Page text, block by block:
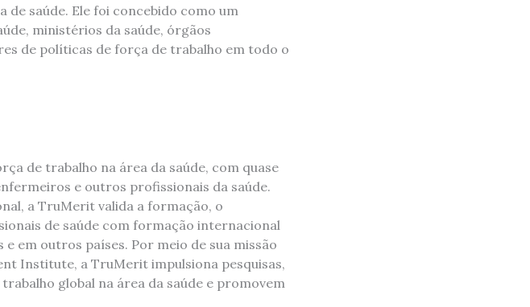
saúde. Ele foi concebido como um
ministérios da saúde, órgãos
de políticas de força de trabalho em todo o
de trabalho na área da saúde, com quase
e outros profissionais da saúde.
a TruMerit valida a formação, o
de saúde com formação internacional
em outros países. Por meio de sua missão
Institute, a TruMerit impulsiona pesquisas,
global na área da saúde e promovem